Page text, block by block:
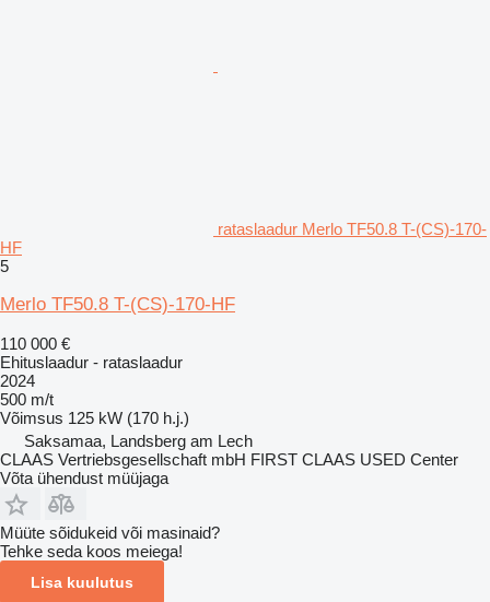
rataslaadur Merlo TF50.8 T-(CS)-170-
HF
5
Merlo TF50.8 T-(CS)-170-HF
110 000 €
Ehituslaadur - rataslaadur
2024
500 m/t
Võimsus 125 kW (170 h.j.)
Saksamaa, Landsberg am Lech
CLAAS Vertriebsgesellschaft mbH FIRST CLAAS USED Center
Võta ühendust müüjaga
Müüte sõidukeid või masinaid?
Tehke seda koos meiega!
Lisa kuulutus